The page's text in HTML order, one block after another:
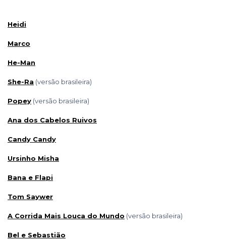
Heidi
Marco
He-Man
She-Ra (versão brasileira)
Popey (versão brasileira)
Ana dos Cabelos Ruivos
Candy Candy
Ursinho Misha
Bana e Flapi
Tom Saywer
A Corrida Mais Louca do Mundo (versão brasileira)
Bel e Sebastião